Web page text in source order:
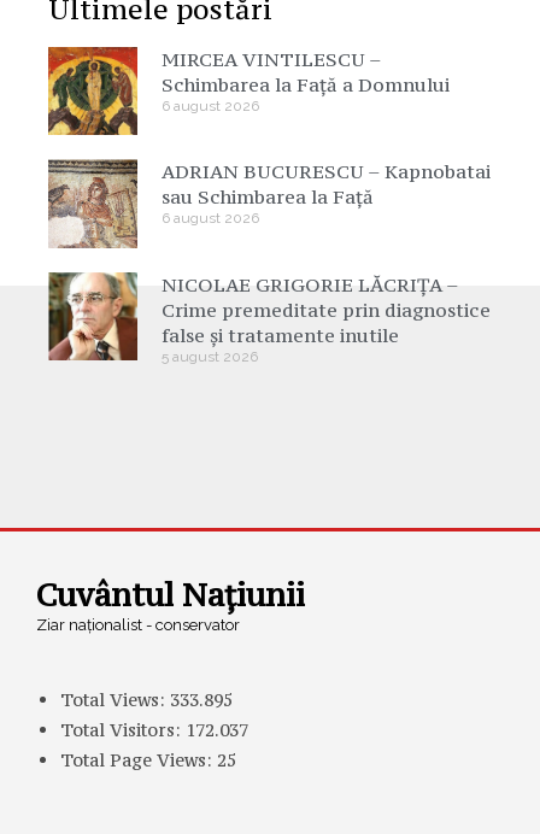
Ultimele postări
MIRCEA VINTILESCU –
Schimbarea la Față a Domnului
6 august 2026
ADRIAN BUCURESCU – Kapnobatai
sau Schimbarea la Față
6 august 2026
NICOLAE GRIGORIE LĂCRIȚA –
Crime premeditate prin diagnostice
false și tratamente inutile
5 august 2026
Cuvântul Națiunii
Ziar naționalist - conservator
Total Views: 333.895
Total Visitors: 172.037
Total Page Views: 25